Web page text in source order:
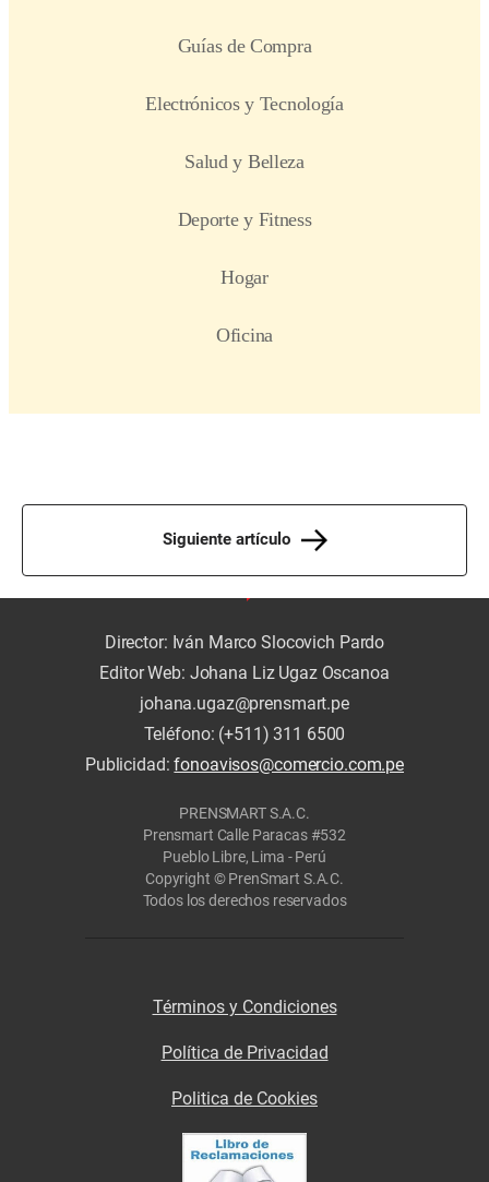
Siguiente artículo
Director: Iván Marco Slocovich Pardo
Editor Web: Johana Liz Ugaz Oscanoa
johana.ugaz@prensmart.pe
Teléfono: (+511) 311 6500
Publicidad:fonoavisos@comercio.com.pe
PRENSMART S.A.C.
Prensmart Calle Paracas #532
Pueblo Libre, Lima - Perú
Copyright © PrenSmart S.A.C.
Todos los derechos reservados
Términos y Condiciones
Política de Privacidad
Politica de Cookies